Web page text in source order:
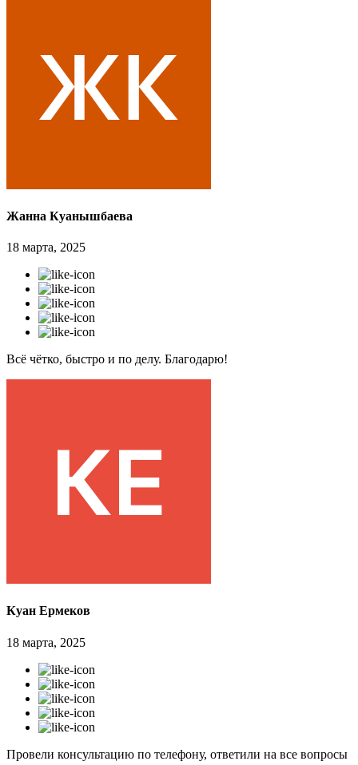
Жанна Куанышбаева
18 марта, 2025
Всё чётко, быстро и по делу. Благодарю!
Куан Ермеков
18 марта, 2025
Провели консультацию по телефону, ответили на все вопросы